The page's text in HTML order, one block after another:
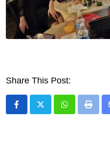
Share This Post:
Whatsapp
Print